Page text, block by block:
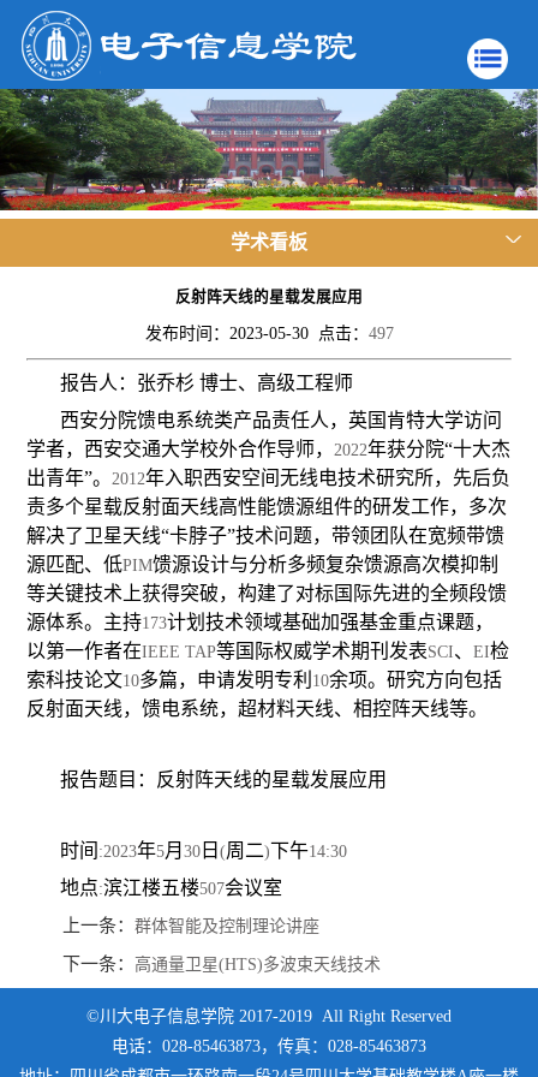
学术看板
反射阵天线的星载发展应用
发布时间：2023-05-30 点击： 497
报告人：张乔杉 博士、高级工程师
西安分院馈电系统类产品责任人，英国肯特大学访问
学者，西安交通大学校外合作导师， 2022年获分院“十大杰
出青年”。 2012年入职西安空间无线电技术研究所，先后负
责多个星载反射面天线高性能馈源组件的研发工作，多次
解决了卫星天线“卡脖子”技术问题，带领团队在宽频带馈
源匹配、低PIM馈源设计与分析多频复杂馈源高次模抑制
等关键技术上获得突破，构建了对标国际先进的全频段馈
源体系。主持173计划技术领域基础加强基金重点课题，
以第一作者在IEEE TAP等国际权威学术期刊发表SCI、EI检
索科技论文10多篇，申请发明专利 10余项。研究方向包括
反射面天线，馈电系统，超材料天线、相控阵天线等。
报告题目：反射阵天线的星载发展应用
时间 :2023年5月30 日(周二)下午14:30
地点:滨江楼五楼507会议室
上一条：群体智能及控制理论讲座
下一条：高通量卫星(HTS)多波束天线技术
©川大电子信息学院 2017-2019 All Right Reserved
电话：028-85463873，传真：028-85463873